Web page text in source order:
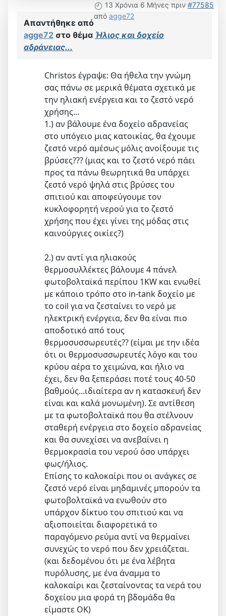
13 Χρόνια 6 Μήνες πριν #77585
από agge72
Απαντήθηκε από
agge72 στο θέμα Ήλιος και δοχείο
αδράνειας...
Christos έγραψε: Θα ήθελα την γνώμη
σας πάνω σε μερικά θέματα σχετικά με
την ηλιακή ενέργεια και το ζεστό νερό
χρήσης...
1.) αν βάλουμε ένα δοχείο αδρανείας
στο υπόγειο μιας κατοικίας, θα έχουμε
ζεστό νερό αμέσως μόλις ανοίξουμε τις
βρύσες??? (μιας και το ζεστό νερό πάει
προς τα πάνω θεωρητικά θα υπάρχει
ζεστό νερό ψηλά στις βρύσες του
σπιτιού και αποφεύγουμε τον
κυκλοφορητή νερού για το ζεστό
χρήσης που έχει γίνει της μόδας στις
καινούργιες οικίες?)
2.) αν αντί για ηλιακούς
θερμοσυλλέκτες βάλουμε 4 πάνελ
φωτοβολταϊκά περίπου 1KW και ενωθεί
με κάποιο τρόπο στο in-tank δοχείο με
το coil για να ζεσταίνει το νερό με
ηλεκτρική ενέργεια, δεν θα είναι πιο
αποδοτικό από τους
θερμοσυσσωρευτές?? (είμαι με την ιδέα
ότι οι θερμοσυσσωρευτές λόγο και του
κρύου αέρα το χειμώνα, και ήλιο να
έχει, δεν θα ξεπεράσει ποτέ τους 40-50
βαθμούς...ιδιαίτερα αν η κατασκευή δεν
είναι και καλά μονωμένη). Σε αντίθεση
με τα φωτοβολταϊκά που θα στέλνουν
σταθερή ενέργεια στο δοχείο αδρανείας
και θα συνεχίσει να ανεβαίνει η
θερμοκρασία του νερού όσο υπάρχει
φως/ήλιος.
Επίσης το καλοκαίρι που οι ανάγκες σε
ζεστό νερό είναι μηδαμινές μπορούν τα
φωτοβολταϊκά να ενωθούν στο
υπάρχον δίκτυο του σπιτιού και να
αξιοποιείται διαφορετικά το
παραγόμενο ρεύμα αντί να θερμαίνει
συνεχώς το νερό που δεν χρειάζεται.
(και δεδομένου ότι με ένα λέβητα
πυρόλυσης, με ένα άναμμα το
καλοκαίρι και ζεσταίνοντας τα νερά του
δοχείου μια φορά τη βδομάδα θα
είμαστε OK)